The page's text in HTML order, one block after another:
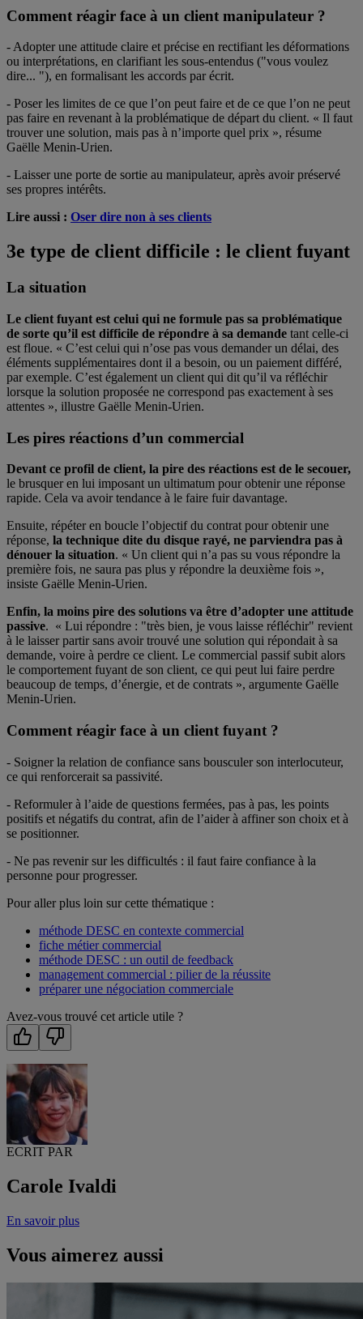
Comment réagir face à un client manipulateur ?
- Adopter une attitude claire et précise en rectifiant les déformations
ou interprétations, en clarifiant les sous-entendus ("vous voulez
dire... "), en formalisant les accords par écrit.
- Poser les limites de ce que l’on peut faire et de ce que l’on ne peut
pas faire en revenant à la problématique de départ du client. « Il faut
trouver une solution, mais pas à n’importe quel prix », résume
Gaëlle Menin-Urien.
- Laisser une porte de sortie au manipulateur, après avoir préservé
ses propres intérêts.
Lire aussi : Oser dire non à ses clients
3e type de client difficile : le client fuyant
La situation
Le client fuyant est celui qui ne formule pas sa problématique
de sorte qu’il est difficile de répondre à sa demande tant celle-ci
est floue. « C’est celui qui n’ose pas vous demander un délai, des
éléments supplémentaires dont il a besoin, ou un paiement différé,
par exemple. C’est également un client qui dit qu’il va réfléchir
lorsque la solution proposée ne correspond pas exactement à ses
attentes », illustre Gaëlle Menin-Urien.
Les pires réactions d’un commercial
Devant ce profil de client, la pire des réactions est de le secouer,
le brusquer en lui imposant un ultimatum pour obtenir une réponse
rapide. Cela va avoir tendance à le faire fuir davantage.
Ensuite, répéter en boucle l’objectif du contrat pour obtenir une
réponse, la technique dite du disque rayé, ne parviendra pas à
dénouer la situation. « Un client qui n’a pas su vous répondre la
première fois, ne saura pas plus y répondre la deuxième fois »,
insiste Gaëlle Menin-Urien.
Enfin, la moins pire des solutions va être d’adopter une attitude
passive. « Lui répondre : "très bien, je vous laisse réfléchir" revient
à le laisser partir sans avoir trouvé une solution qui répondait à sa
demande, voire à perdre ce client. Le commercial passif subit alors
le comportement fuyant de son client, ce qui peut lui faire perdre
beaucoup de temps, d’énergie, et de contrats », argumente Gaëlle
Menin-Urien.
Comment réagir face à un client fuyant ?
- Soigner la relation de confiance sans bousculer son interlocuteur,
ce qui renforcerait sa passivité.
- Reformuler à l’aide de questions fermées, pas à pas, les points
positifs et négatifs du contrat, afin de l’aider à affiner son choix et à
se positionner.
- Ne pas revenir sur les difficultés : il faut faire confiance à la
personne pour progresser.
Pour aller plus loin sur cette thématique :
méthode DESC en contexte commercial
fiche métier commercial
méthode DESC : un outil de feedback
management commercial : pilier de la réussite
préparer une négociation commerciale
Avez-vous trouvé cet article utile ?
ECRIT PAR
Carole Ivaldi
En savoir plus
Vous aimerez aussi